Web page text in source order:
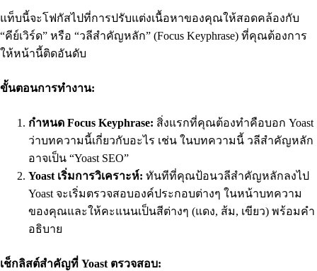
แท็บนี้จะโฟกัสไปที่การปรับแต่งเนื้อหาของคุณให้สอดคล้องกับ
“คีย์เวิร์ด” หรือ “วลีสำคัญหลัก” (Focus Keyphrase) ที่คุณต้องการ
ให้หน้านี้ติดอันดับ
ขั้นตอนการทำงาน:
กำหนด Focus Keyphrase: สิ่งแรกที่คุณต้องทำคือบอก Yoast
ว่าบทความนี้เกี่ยวกับอะไร เช่น ในบทความนี้ วลีสำคัญหลัก
อาจเป็น “Yoast SEO”
Yoast เริ่มการวิเคราะห์: ทันทีที่คุณป้อนวลีสำคัญหลักลงไป
Yoast จะเริ่มตรวจสอบองค์ประกอบต่างๆ ในหน้าบทความ
ของคุณและให้คะแนนเป็นสีต่างๆ (แดง, ส้ม, เขียว) พร้อมคำ
อธิบาย
เช็กลิสต์สำคัญที่ Yoast ตรวจสอบ: